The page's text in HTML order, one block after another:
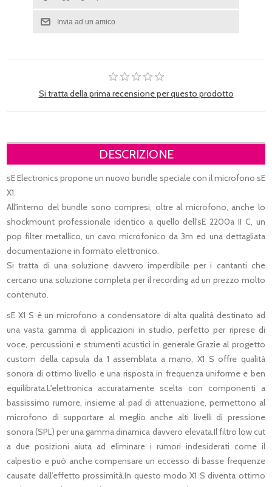
Si tratta della prima recensione per questo prodotto
DESCRIZIONE
sE Electronics propone un nuovo bundle speciale con il microfono sE
X1.
All'interno del bundle sono compresi, oltre al microfono, anche lo
shockmount professionale identico a quello dell'sE 2200a II C, un
pop filter metallico, un cavo microfonico da 3m ed una dettagliata
documentazione in formato elettronico.
Si tratta di una soluzione davvero imperdibile per i cantanti che
cercano una soluzione completa per il recording ad un prezzo molto
contenuto.
sE X1 S è un microfono a condensatore di alta qualità destinato ad
una vasta gamma di applicazioni in studio, perfetto per riprese di
voce, percussioni e strumenti acustici in generale.Grazie al progetto
custom della capsula da 1 assemblata a mano, X1 S offre qualità
sonora di ottimo livello e una risposta in frequenza uniforme e ben
equilibrata.L'elettronica accuratamente scelta con componenti a
bassissimo rumore, insieme al pad di attenuazione, permettono al
microfono di supportare al meglio anche alti livelli di pressione
sonora (SPL) per una gamma dinamica davvero elevata.Il filtro low cut
a due posizioni aiuta ad eliminare i rumori indesiderati come il
calpestio e può anche compensare un eccesso di basse frequenze
causate dall'effetto prossimità.In questo modo X1 S diventa ottimo